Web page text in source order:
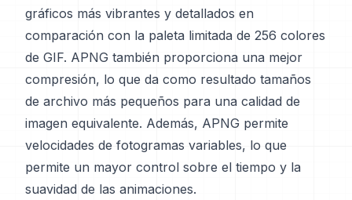
gráficos más vibrantes y detallados en
comparación con la paleta limitada de 256 colores
de GIF. APNG también proporciona una mejor
compresión, lo que da como resultado tamaños
de archivo más pequeños para una calidad de
imagen equivalente. Además, APNG permite
velocidades de fotogramas variables, lo que
permite un mayor control sobre el tiempo y la
suavidad de las animaciones.